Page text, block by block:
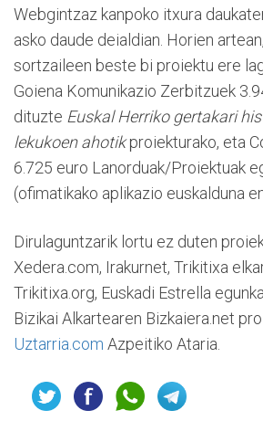
Webgintzaz kanpoko itxura
asko daude deialdian. Horien
sortzaileen beste bi proiektu ere
Goiena Komunikazio Zerbitzuek
dituzte Euskal Herriko gertakari
lekukoen ahotikproiekturako, eta
6.725 euro Lanorduak/Proiektuak
(ofimatikako aplikazio euskalduna
Dirulaguntzarik lortu ez duten
Xedera.com, Irakurnet, Trikitixa
Trikitixa.org, Euskadi Estrella
Bizikai Alkartearen Bizkaiera.net
Uztarria.com Azpeitiko Ataria.